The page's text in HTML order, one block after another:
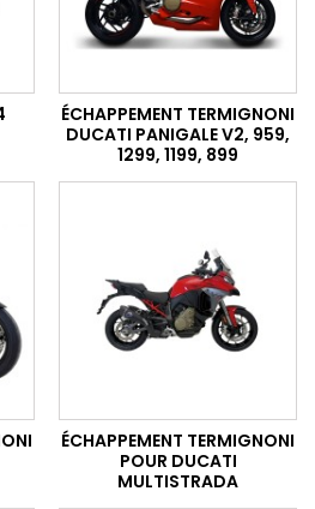
ÉCHAPPEMENT TERMIGNONI
DUCATI PANIGALE V2, 959,
1299, 1199, 899
ÉCHAPPEMENT TERMIGNONI
POUR DUCATI
MULTISTRADA